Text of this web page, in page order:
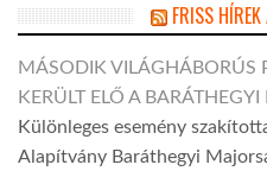
FRISS
MÁSODIK VILÁGHÁBORÚS
KERÜLT ELŐ A
Különleges esemény
Alapítvány Baráthegyi